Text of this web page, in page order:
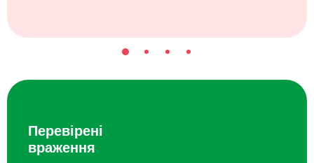
Перевірені
враження